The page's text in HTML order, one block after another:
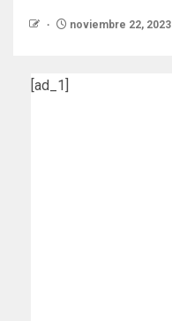
noviembre 22, 2023
[ad_1]